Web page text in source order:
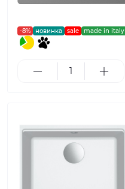
-8% новинка sale made in italy